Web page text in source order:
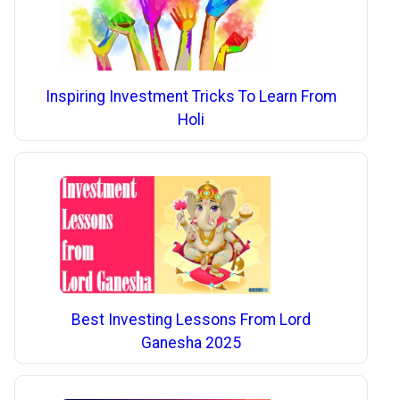
Inspiring Investment Tricks To Learn From
Holi
Best Investing Lessons From Lord
Ganesha 2025